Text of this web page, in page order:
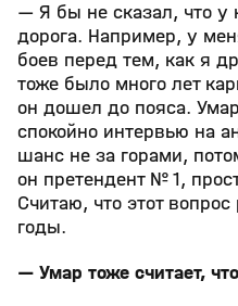
— Я бы не сказал, что у
дорога. Например, у
боев перед тем, как я
тоже было много лет
он дошел до пояса.
спокойно интервью на
шанс не за горами,
он претендент № 1,
Считаю, что этот
годы.
— Умар тоже считает,